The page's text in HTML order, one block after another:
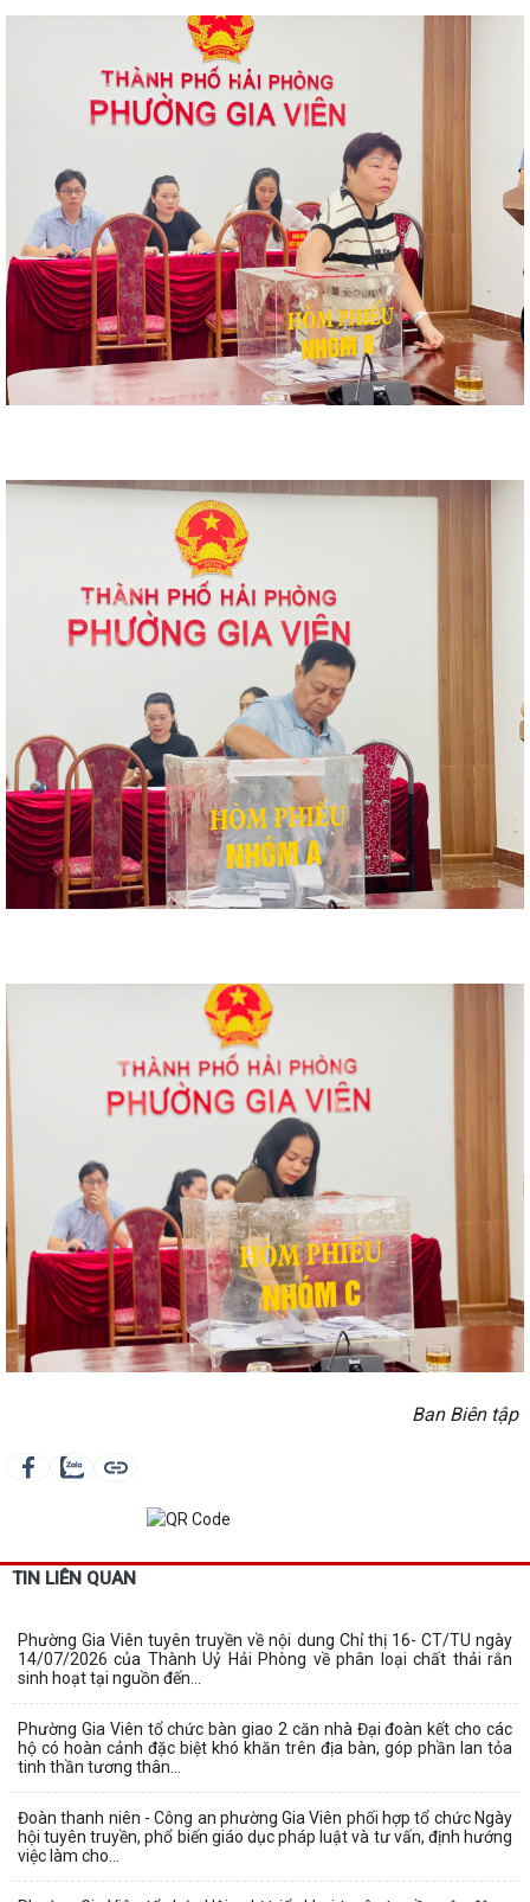
Ban Biên tập
TIN LIÊN QUAN
Phường Gia Viên tuyên truyền về nội dung Chỉ thị 16- CT/TU ngày
14/07/2026 của Thành Uỷ Hải Phòng về phân loại chất thải rắn
sinh hoạt tại nguồn đến...
Phường Gia Viên tổ chức bàn giao 2 căn nhà Đại đoàn kết cho các
hộ có hoàn cảnh đặc biệt khó khăn trên địa bàn, góp phần lan tỏa
tinh thần tương thân...
Đoàn thanh niên - Công an phường Gia Viên phối hợp tổ chức Ngày
hội tuyên truyền, phổ biến giáo dục pháp luật và tư vấn, định hướng
việc làm cho...